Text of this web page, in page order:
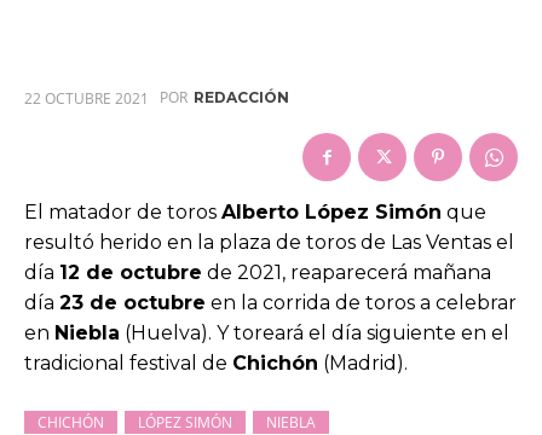
22 OCTUBRE 2021 POR REDACCIÓN
El matador de toros Alberto López Simón que
resultó herido en la plaza de toros de Las Ventas el
día 12 de octubre de 2021, reaparecerá mañana
día 23 de octubre en la corrida de toros a celebrar
en Niebla (Huelva). Y toreará el día siguiente en el
tradicional festival de Chichón (Madrid).
CHICHÓN LÓPEZ SIMÓN NIEBLA